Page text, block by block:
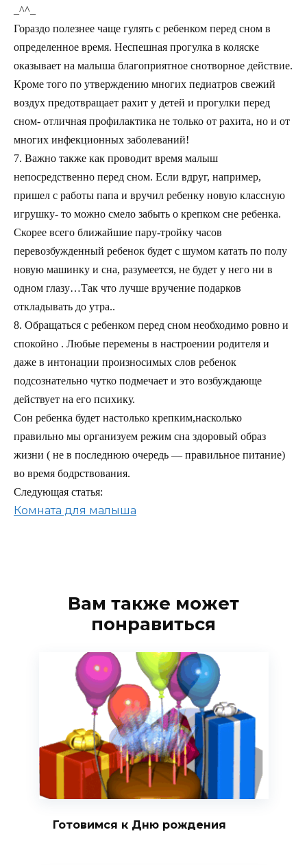
_^^_
Гораздо полезнее чаще гулять с ребенком перед сном в
определенное время. Неспешная прогулка в коляске
оказывает на малыша благоприятное снотворное действие.
Кроме того по утверждению многих педиатров свежий
воздух предотвращает рахит у детей и прогулки перед
сном- отличная профилактика не только от рахита, но и от
многих инфекционных заболеваний!
7. Важно также как проводит время малыш
непосредственно перед сном. Если вдруг, например,
пришел с работы папа и вручил ребенку новую классную
игрушку- то можно смело забыть о крепком сне ребенка.
Скорее всего ближайшие пару-тройку часов
перевозбужденный ребенок будет с шумом катать по полу
новую машинку и сна, разумеется, не будет у него ни в
одном глазу…Так что лучше вручение подарков
откладывать до утра..
8. Обращаться с ребенком перед сном необходимо ровно и
спокойно . Любые перемены в настроении родителя и
даже в интонации произносимых слов ребенок
подсознательно чутко подмечает и это возбуждающе
действует на его психику.
Сон ребенка будет настолько крепким,насколько
правильно мы организуем режим сна здоровый образ
жизни ( не в последнюю очередь — правильное питание)
во время бодрствования.
Следующая статья:
Комната для малыша
Вам также может
понравиться
Готовимся к Дню рождения